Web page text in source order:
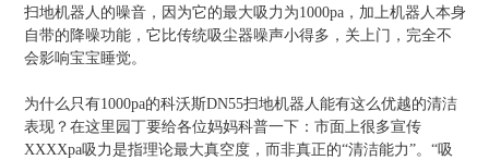
扫地机器人的噪音，因为它的最大吸力为1000pa，加上机器人本身
自带的降噪功能，它比传统吸尘器噪声小得多，关上门，完全不
会影响宝宝睡觉。
为什么只有1000pa的科沃斯DN55扫地机器人能有这么优越的清洁
表现？在这里园丁要给各位妈妈科普一下：市面上很多宣传
XXXXpa吸力是指理论最大真空度，而非真正的“清洁能力”。“吸